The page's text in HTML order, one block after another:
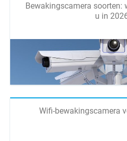
Bewakingscamera soorten:
u in
Wifi-bewakingscamera